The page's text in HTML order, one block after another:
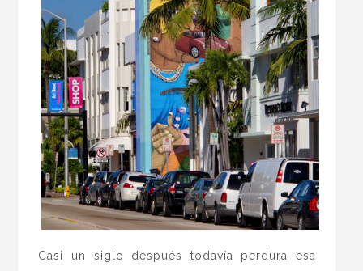
Casi un siglo después todavía perdura esa